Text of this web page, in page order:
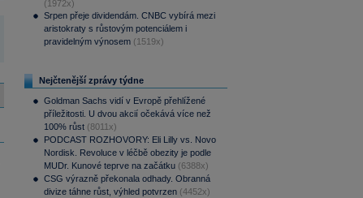
(1972x)
Srpen přeje dividendám. CNBC vybírá mezi
aristokraty s růstovým potenciálem i
pravidelným výnosem (1519x)
Nejčtenější zprávy týdne
Goldman Sachs vidí v Evropě přehlížené
příležitosti. U dvou akcií očekává více než
100% růst (8011x)
PODCAST ROZHOVORY: Eli Lilly vs. Novo
Nordisk. Revoluce v léčbě obezity je podle
MUDr. Kunové teprve na začátku (6388x)
CSG výrazně překonala odhady. Obranná
divize táhne růst, výhled potvrzen (4452x)